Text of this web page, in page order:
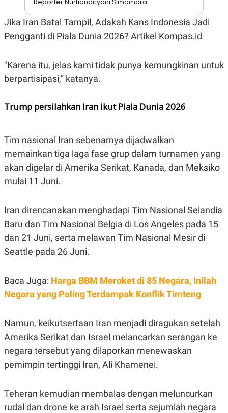
T
D
A
E
S
K
N
N
L
P
S
JARINGAN
K
O
N
A
C
A
E
P
R
R
E
E
S
I
L
G
A
N
N
T
A
K
K
E
J
A
E
M
E
N
Reporter Nurtiandriyani Simamora
Jika Iran Batal Tampil, Adakah Kans Indonesia Jadi
Pengganti di Piala Dunia 2026? Artikel Kompas.id
"Karena itu, jelas kami tidak punya kemungkinan untuk
berpartisipasi," katanya.
Trump persilahkan Iran ikut Piala Dunia 2026
Tim nasional Iran sebenarnya dijadwalkan
memainkan tiga laga fase grup dalam turnamen yang
akan digelar di Amerika Serikat, Kanada, dan Meksiko
mulai 11 Juni.
Iran direncanakan menghadapi Tim Nasional Selandia
Baru dan Tim Nasional Belgia di Los Angeles pada 15
dan 21 Juni, serta melawan Tim Nasional Mesir di
Seattle pada 26 Juni.
Baca Juga: Harga BBM Meroket di 85 Negara, Inilah
Negara yang Paling Terdampak Konflik Timteng
Namun, keikutsertaan Iran menjadi diragukan setelah
Amerika Serikat dan Israel melancarkan serangan ke
negara tersebut yang dilaporkan menewaskan
pemimpin tertinggi Iran, Ali Khamenei.
Teheran kemudian membalas dengan meluncurkan
rudal dan drone ke arah Israel serta sejumlah negara